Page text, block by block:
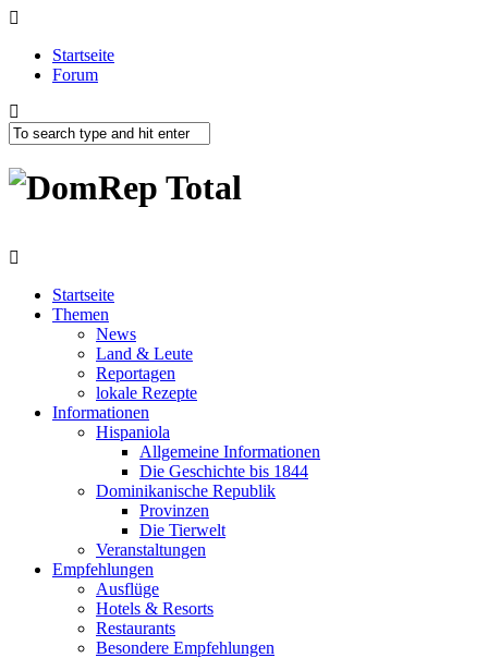
Startseite
Forum
Startseite
Themen
News
Land & Leute
Reportagen
lokale Rezepte
Informationen
Hispaniola
Allgemeine Informationen
Die Geschichte bis 1844
Dominikanische Republik
Provinzen
Die Tierwelt
Veranstaltungen
Empfehlungen
Ausflüge
Hotels & Resorts
Restaurants
Besondere Empfehlungen